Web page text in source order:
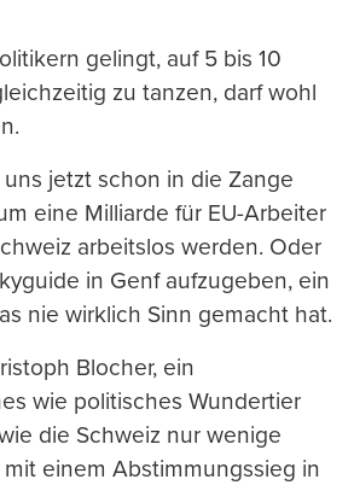
gelingt, auf 5 bis 10
zu tanzen, darf wohl
uns jetzt schon in die Zange
eine Milliarde für EU-Arbeiter
arbeitslos werden. Oder
in Genf aufzugeben, ein
nie wirklich Sinn gemacht hat.
Blocher, ein
wie politisches Wundertier
die Schweiz nur wenige
einem Abstimmungssieg in